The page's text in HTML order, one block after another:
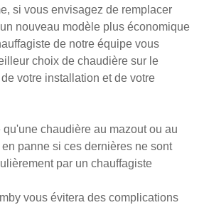
si vous envisagez de remplacer
nouveau modèle plus économique
de notre équipe vous
choix de chaudière sur le
votre installation et de votre
qu'une chaudière au mazout ou au
panne si ces dernières ne sont
par un chauffagiste
vous évitera des complications